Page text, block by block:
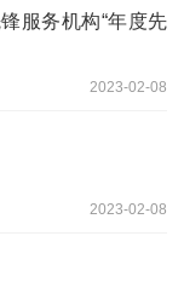
服务机构“年度先
2023-02-08
2023-02-08